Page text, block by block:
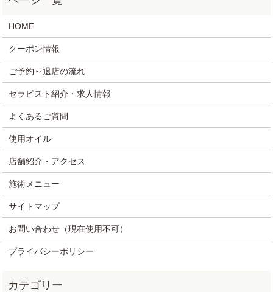
HOME
クーポン情報
ご予約～退店の流れ
セラピスト紹介・求人情報
よくあるご質問
使用オイル
店舗紹介・アクセス
施術メニュー
サイトマップ
お問い合わせ（現在使用不可）
プライバシーポリシー